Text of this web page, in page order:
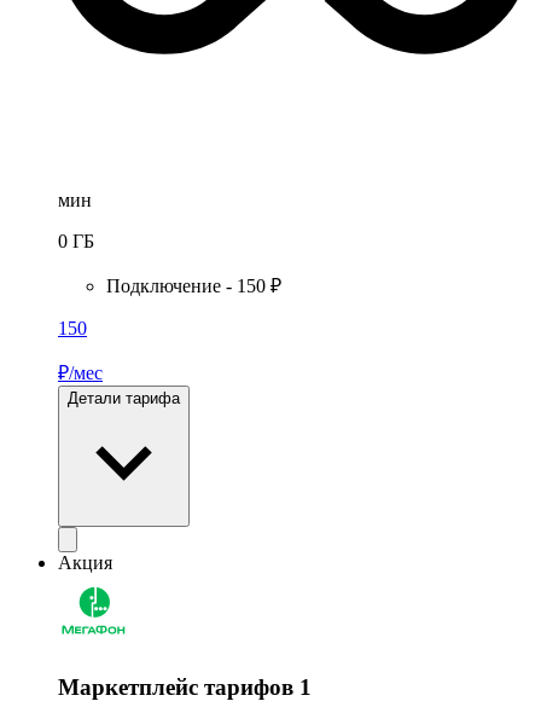
мин
0 ГБ
Подключение - 150 ₽
150
₽/мес
Детали тарифа
Акция
Маркетплейс тарифов 1